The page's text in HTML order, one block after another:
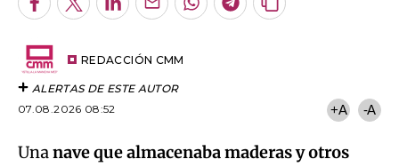
Facebook
TwitterLinkedInEnviarWhatsapp
Telegram
Copiar
REDACCIÓN CMM
ALERTAS DE ESTE AUTOR
07.08.2026 08:52
+A -A
Unanave que almacenaba maderas y otros